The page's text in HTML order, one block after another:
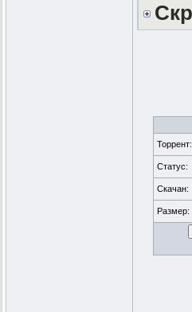
Торрент:
Статус:
Скачан:
Размер: